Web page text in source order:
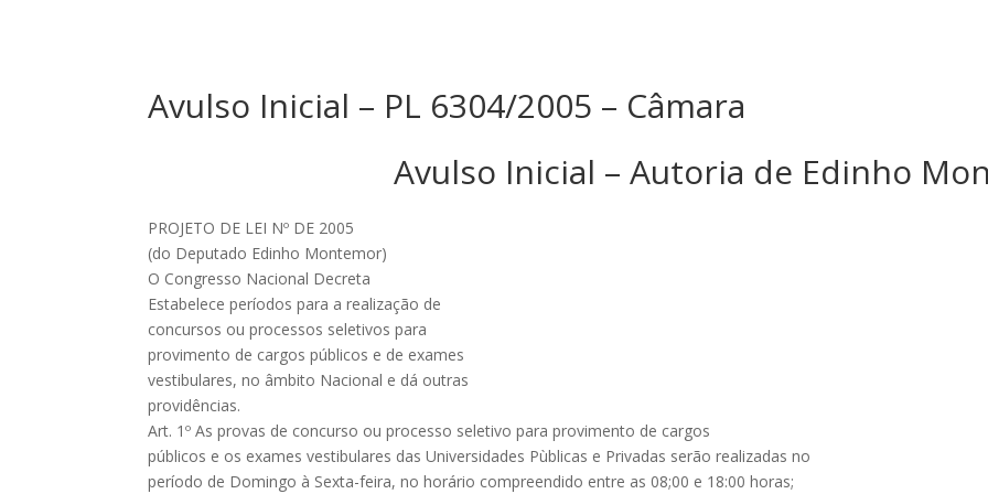
Avulso Inicial – PL 6304/2005 – Câmara
Avulso Inicial – Autoria de Edinho
PROJETO DE LEI Nº DE 2005
(do Deputado Edinho Montemor)
O Congresso Nacional Decreta
Estabelece períodos para a realização de
concursos ou processos seletivos para
provimento de cargos públicos e de exames
vestibulares, no âmbito Nacional e dá outras
providências.
Art. 1º As provas de concurso ou processo seletivo para provimento de cargos
públicos e os exames vestibulares das Universidades Pùblicas e Privadas serão realizadas no
período de Domingo à Sexta-feira, no horário compreendido entre as 08;00 e 18:00 horas;